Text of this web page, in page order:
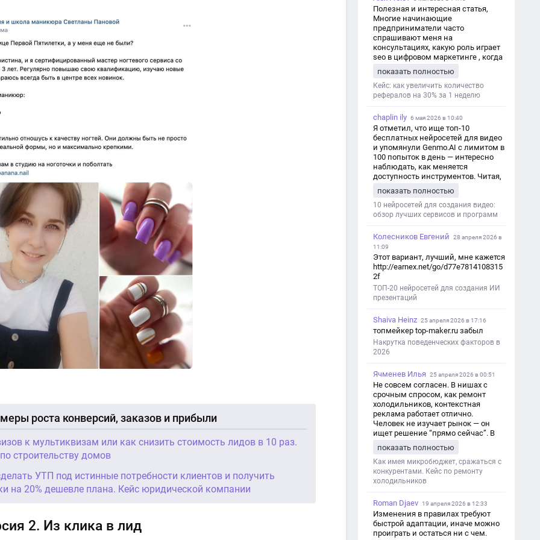
роста конверсий, заказов и прибыли
к мультиквизам или как снизить стоимость лидов в 10 раз.
строительству домов
УТП под истинные потребности клиентов и получить
на 20% дешевле плана. Кейс юридической компании
2. Из клика в лид
Полезная и интересная статья,
Многие начинающие
предприниматели часто
спрашивают меня на
консультациях, какую роль играет
seo в цифровом маркетинге , когда
обсуждаем их проект:
https://aseotop.com/kakuyu-rol-igraet-
seo-v-czifrovom-marketinge/
показать полностью
Кейс: как увеличить количество
рефералов на 30% за 1 неделю
chaplin ily 6 мая 2026 в 10:40
Я отметил, что ище топ-10
бесплатных нейросетей для видео
и упомянули Genmo.AI с лимитом в
100 попыток в день — интересно
наблюдать, как меняется
доступность инструментов. Читая,
с короткими клипами в телеграм-
каналах YAGLA и Kokoc Group. Flux 2
показать полностью
10 нейросетей для создания видео:
обзор лучших сервисов и программ
Колесников Евгений
28 апреля 2026 в
11:09
Этот вариант, лучший, мне кажется
http://earnex.net/go/d77e7814108315
2f
ТОП-20 нейросетей для создания ИИ
презентаций
Shaiva Heinz 25 апреля 2026 в 17:16
топмейкер top-maker.ru забыл
Накрутка поведенческих факторов в
2026
Ячменев Илья 25 апреля 2026 в 00:51
Не совсем согласен. В нишах с
срочным спросом, как ремонт
холодильников, контекстная
реклама работает отлично.
Человек не изучает рынок — он
ищет решение “прямо сейчас”. В
и ловит самый горячий трафик,
тогда как SEO в таких задачах
просто не успевает.
показать полностью
Как имея микробюджет, сражаться с
конкурентами. Кейс по ремонту
холодильников
Roman Djaev 19 апреля 2026 в 12:33
Изменения в правилах требуют
быстрой адаптации, иначе можно
проиграть и остаться ни с чем.